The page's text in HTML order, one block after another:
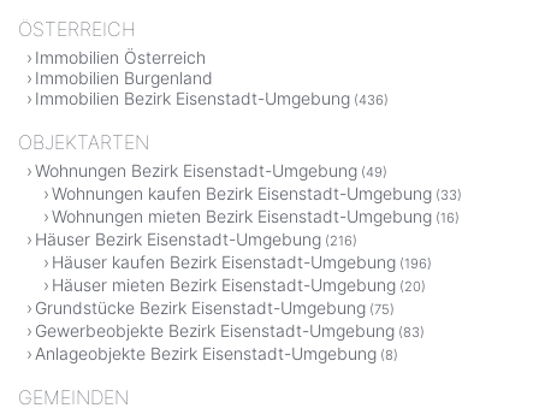
ÖSTERREICH
Immobilien Österreich
Immobilien Burgenland
Immobilien Bezirk Eisenstadt-Umgebung (436)
OBJEKTARTEN
Wohnungen Bezirk Eisenstadt-Umgebung (49)
Wohnungen kaufen Bezirk Eisenstadt-Umgebung (33)
Wohnungen mieten Bezirk Eisenstadt-Umgebung (16)
Häuser Bezirk Eisenstadt-Umgebung (216)
Häuser kaufen Bezirk Eisenstadt-Umgebung (196)
Häuser mieten Bezirk Eisenstadt-Umgebung (20)
Grundstücke Bezirk Eisenstadt-Umgebung (75)
Gewerbeobjekte Bezirk Eisenstadt-Umgebung (83)
Anlageobjekte Bezirk Eisenstadt-Umgebung (8)
GEMEINDEN